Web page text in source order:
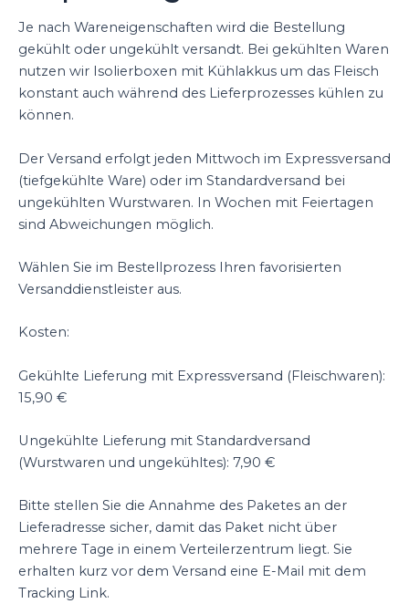
Je nach Wareneigenschaften wird die Bestellung
gekühlt oder ungekühlt versandt. Bei gekühlten Waren
nutzen wir Isolierboxen mit Kühlakkus um das Fleisch
konstant auch während des Lieferprozesses kühlen zu
können.
Der Versand erfolgt jeden Mittwoch im Expressversand
(tiefgekühlte Ware) oder im Standardversand bei
ungekühlten Wurstwaren. In Wochen mit Feiertagen
sind Abweichungen möglich.
Wählen Sie im Bestellprozess Ihren favorisierten
Versanddienstleister aus.
Kosten:
Gekühlte Lieferung mit Expressversand (Fleischwaren):
15,90 €
Ungekühlte Lieferung mit Standardversand
(Wurstwaren und ungekühltes): 7,90 €
Bitte stellen Sie die Annahme des Paketes an der
Lieferadresse sicher, damit das Paket nicht über
mehrere Tage in einem Verteilerzentrum liegt. Sie
erhalten kurz vor dem Versand eine E-Mail mit dem
Tracking Link.